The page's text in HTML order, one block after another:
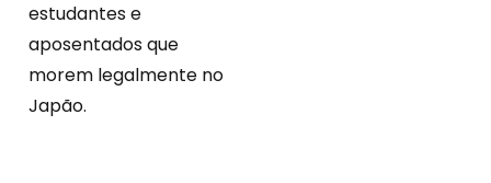
estudantes e
aposentados que
morem legalmente no
Japão.